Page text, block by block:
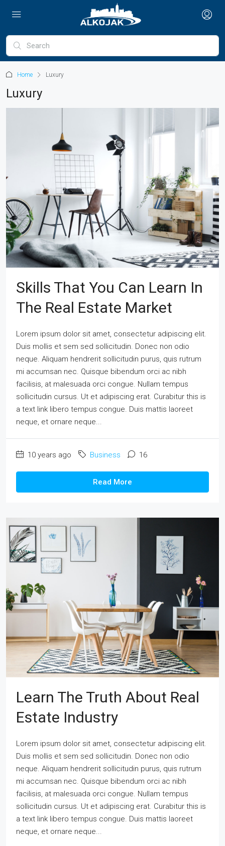
Home Luxury
Luxury
Skills That You Can Learn In
The Real Estate Market
Lorem ipsum dolor sit amet, consectetur adipiscing elit.
Duis mollis et sem sed sollicitudin. Donec non odio
neque. Aliquam hendrerit sollicitudin purus, quis rutrum
mi accumsan nec. Quisque bibendum orci ac nibh
facilisis, at malesuada orci congue. Nullam tempus
sollicitudin cursus. Ut et adipiscing erat. Curabitur this is
a text link libero tempus congue. Duis mattis laoreet
neque, et ornare neque...
10 years ago Business 16
Read More
Learn The Truth About Real
Estate Industry
Lorem ipsum dolor sit amet, consectetur adipiscing elit.
Duis mollis et sem sed sollicitudin. Donec non odio
neque. Aliquam hendrerit sollicitudin purus, quis rutrum
mi accumsan nec. Quisque bibendum orci ac nibh
facilisis, at malesuada orci congue. Nullam tempus
sollicitudin cursus. Ut et adipiscing erat. Curabitur this is
a text link libero tempus congue. Duis mattis laoreet
neque, et ornare neque...